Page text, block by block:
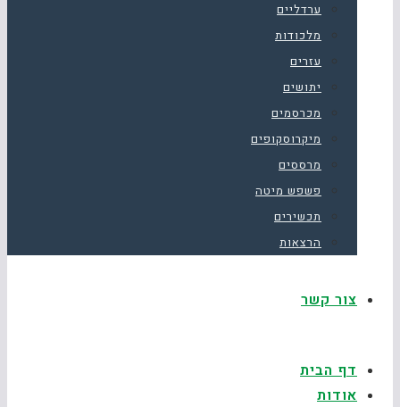
ערדליים
מלכודות
עזרים
יתושים
מכרסמים
מיקרוסקופים
מרססים
פשפש מיטה
תכשירים
הרצאות
צור קשר
דף הבית
אודות